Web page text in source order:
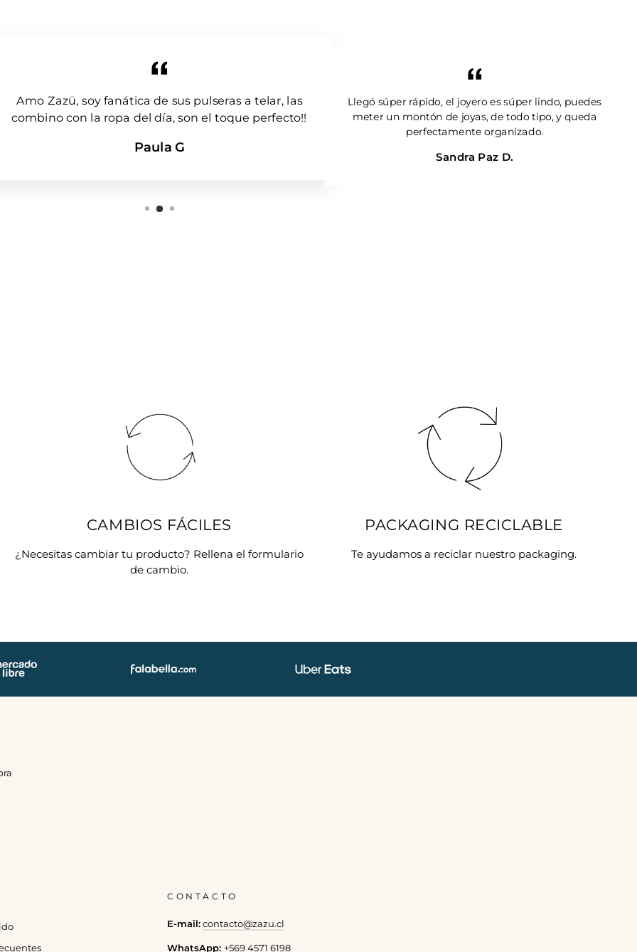
Amo Zazü, soy fanática de sus pulseras a telar, las
combino con la ropa del día, son el toque perfecto!!
Paula G
Llegó súper rápido, el joyero es súper lindo, puedes
meter un montón de joyas, de todo tipo, y queda
perfectamente organizado.
Sandra Paz D.
CAMBIOS FÁCILES
¿Necesitas cambiar tu producto? Rellena el formulario
de cambio.
PACKAGING RECICLABLE
Te ayudamos a reciclar nuestro packaging.
CONTACTO
E-mail: contacto@zazu.cl
WhatsApp: +569 4571 6198